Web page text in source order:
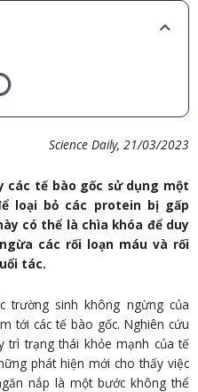
Science Daily, 21/03/2023
các tế bào gốc sử dụng một
loại bỏ các protein bị gấp
có thể là chìa khóa để duy
các rối loạn máu và rối
tác.
trường sinh không ngừng của
tới các tế bào gốc. Nghiên cứu
trì trạng thái khỏe mạnh của tế
phát hiện mới cho thấy việc
nắp là một bước không thể